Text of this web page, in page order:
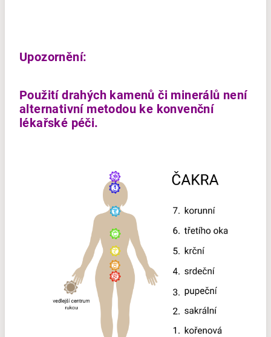
Upozornění:
Použití drahých kamenů či minerálů není
alternativní metodou ke konvenční
lékařské péči.